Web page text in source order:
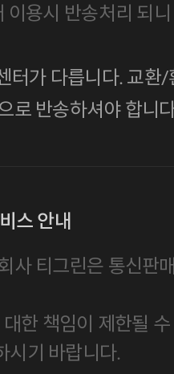
이용시 반송처리 되
터가 다릅니다. 교환
로 반송하셔야 합니
스 안내
사 티그린은 통신판
한 책임이 제한될
시기 바랍니다.